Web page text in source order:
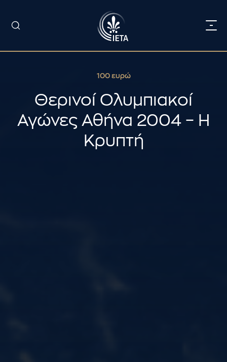
100 ευρώ
Θερινοί Ολυμπιακοί
Αγώνες Αθήνα 2004 – Η
Κρυπτή